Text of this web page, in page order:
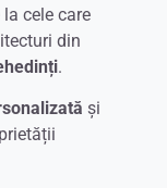
cele care
din
.
și